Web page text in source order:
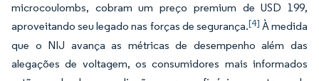
microcoulombs, cobram um preço premium de USD 199,
aproveitando seu legado nas forças de segurança.[4] À medida
que o NIJ avança as métricas de desempenho além das
alegações de voltagem, os consumidores mais informados